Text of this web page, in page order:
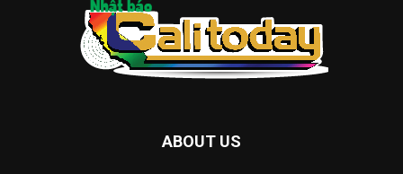
ABOUT US